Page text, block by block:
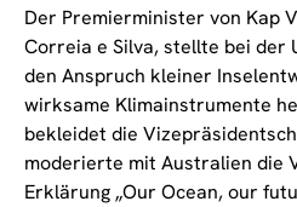
Der Premierminister von Kap
Correia e Silva, stellte bei der
den Anspruch kleiner
wirksame Klimainstrumente
bekleidet die
moderierte mit Australien die
Erklärung „Our Ocean, our